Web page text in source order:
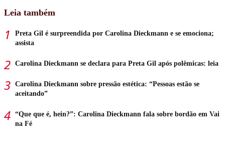
Leia também
Preta Gil é surpreendida por Carolina Dieckmann e se emociona;
assista
Carolina Dieckmann se declara para Preta Gil após polêmicas: leia
Carolina Dieckmann sobre pressão estética: “Pessoas estão se
aceitando”
“Que que é, hein?”: Carolina Dieckmann fala sobre bordão em Vai
na Fé